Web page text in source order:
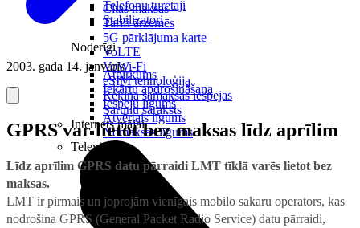
Citas maksas
Tarifi ārzemēs
5G pārklājuma karte
VoLTE
VoWi-Fi
eSIM tehnoloģija
Rēķina samaksas iespējas
Sarunu saraksts
Internets mājai
Telefonu turētaji
Stabilizatori
Noderīgi
Atpirkums
Iekārtu apdrošināšana
Iespēju līgums
Atvērtais līgums
Nomaksas līgums
Televizori
2003. gada 14. janvāris
GPRS var lietot bez maksas līdz aprīlim
Līdz aprīlim GPRS datu pārraidi LMT tīklā varēs lietot bez
maksas.
LMT ir pirmais un joprojām vienīgais mobilo sakaru operators, kas
nodrošina GPRS (General Packet Radio Service) datu pārraidi,